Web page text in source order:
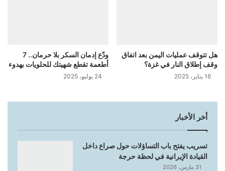
هل تتوقف عمليات اليمن بعد اتفاق
وقف إطلاق النار في غزة؟
16 يناير، 2025
ودّع إدمان السكر بلا حرمان.. 7
أطعمة تقطع شهيتك للحلويات بهدوء
24 يوليو، 2025
أخر الأخبار
تسريب يفتح باب التساؤلات حول صراع داخل
القيادة الإيرانية في لحظة حرجة
31 مارس، 2026